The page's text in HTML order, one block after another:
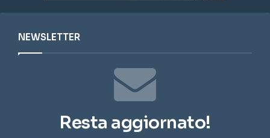
NEWSLETTER
Resta aggiornato!